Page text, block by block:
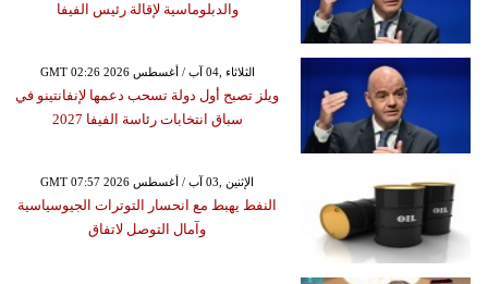
والدبلوماسية لإقالة رئيس الفيفا
GMT 02:26 2026 الثلاثاء ,04 آب / أغسطس
ويلز تصبح أول دولة تسحب دعمها لإنفانتينو في
سباق انتخابات رئاسة الفيفا 2027
GMT 07:57 2026 الإثنين ,03 آب / أغسطس
النفط يهبط مع انحسار التوترات الجيوسياسية
وآمال التوصل لاتفاق